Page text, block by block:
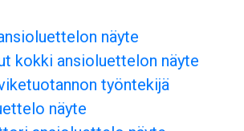
näyte
kokki ansioluettelon näyte
työntekijä
näyte